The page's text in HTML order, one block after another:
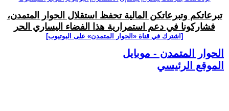
تبرعاتكم وتبرعاتكن المالية تحفظ استقلال الحوار المتمدن،
فشاركونا في دعم استمرارية هذا الفضاء اليساري الحر
[اشترك في قناة ‫«الحوار المتمدن» على اليوتيوب]
الحوار المتمدن - موبايل
الموقع الرئيسي